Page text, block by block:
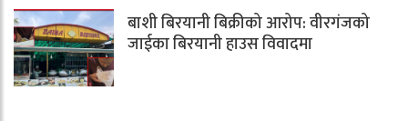
बाशी बिरयानी बिक्रीको आरोप: वीरगंजको
जाईका बिरयानी हाउस विवादमा